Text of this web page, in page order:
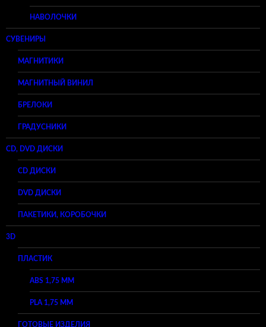
НАВОЛОЧКИ
СУВЕНИРЫ
МАГНИТИКИ
МАГНИТНЫЙ ВИНИЛ
БРЕЛОКИ
ГРАДУСНИКИ
CD, DVD ДИСКИ
CD ДИСКИ
DVD ДИСКИ
ПАКЕТИКИ, КОРОБОЧКИ
3D
ПЛАСТИК
ABS 1,75 ММ
PLA 1,75 ММ
ГОТОВЫЕ ИЗДЕЛИЯ